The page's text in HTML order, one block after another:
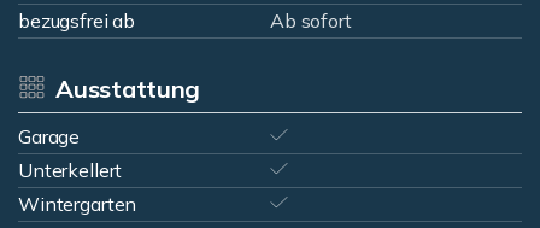
bezugsfrei ab
Ab sofort
Ausstattung
Garage
Unterkellert
Wintergarten